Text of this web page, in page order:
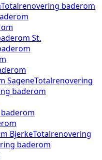
Totalrenovering baderom
St.
SageneTotalrenovering
baderom
BjerkeTotalrenovering
baderom